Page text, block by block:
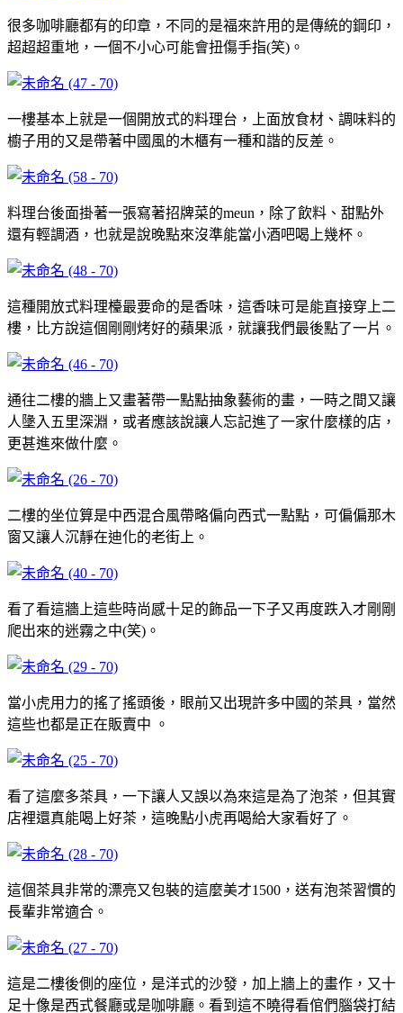
很多咖啡廳都有的印章，不同的是福來許用的是傳統的鋼印，
超超超重地，一個不小心可能會扭傷手指(笑)。
一樓基本上就是一個開放式的料理台，上面放食材、調味料的
櫥子用的又是帶著中國風的木櫃有一種和諧的反差。
料理台後面掛著一張寫著招牌菜的meun，除了飲料、甜點外
還有輕調酒，也就是說晚點來沒準能當小酒吧喝上幾杯。
這種開放式料理檯最要命的是香味，這香味可是能直接穿上二
樓，比方說這個剛剛烤好的蘋果派，就讓我們最後點了一片。
通往二樓的牆上又畫著帶一點點抽象藝術的畫，一時之間又讓
人墬入五里深淵，或者應該說讓人忘記進了一家什麼樣的店，
更甚進來做什麼。
二樓的坐位算是中西混合風帶略偏向西式一點點，可偏偏那木
窗又讓人沉靜在迪化的老街上。
看了看這牆上這些時尚感十足的飾品一下子又再度跌入才剛剛
爬出來的迷霧之中(笑)。
當小虎用力的搖了搖頭後，眼前又出現許多中國的茶具，當然
這些也都是正在販賣中 。
看了這麼多茶具，一下讓人又誤以為來這是為了泡茶，但其實
店裡還真能喝上好茶，這晚點小虎再喝給大家看好了。
這個茶具非常的漂亮又包裝的這麼美才1500，送有泡茶習慣的
長輩非常適合。
這是二樓後側的座位，是洋式的沙發，加上牆上的畫作，又十
足十像是西式餐廳或是咖啡廳。看到這不曉得看倌們腦袋打結